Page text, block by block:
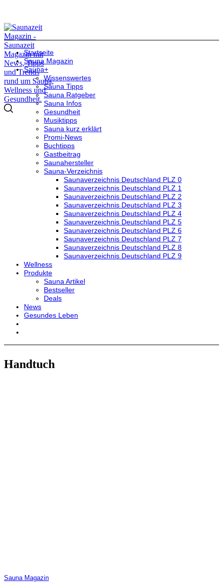
Startseite
Sauna Magazin
Sauna+
Wissenswertes
Sauna Tipps
Sauna Ratgeber
Sauna Infos
Gesundheit
Musiktipps
Sauna kurz erklärt
Promi-News
Buchtipps
Gastbeitrag
Saunahersteller
Sauna-Verzeichnis
Saunaverzeichnis Deutschland PLZ 0
Saunaverzeichnis Deutschland PLZ 1
Saunaverzeichnis Deutschland PLZ 2
Saunaverzeichnis Deutschland PLZ 3
Saunaverzeichnis Deutschland PLZ 4
Saunaverzeichnis Deutschland PLZ 5
Saunaverzeichnis Deutschland PLZ 6
Saunaverzeichnis Deutschland PLZ 7
Saunaverzeichnis Deutschland PLZ 8
Saunaverzeichnis Deutschland PLZ 9
Wellness
Produkte
Sauna Artikel
Bestseller
Deals
News
Gesundes Leben
Handtuch
Sauna Magazin